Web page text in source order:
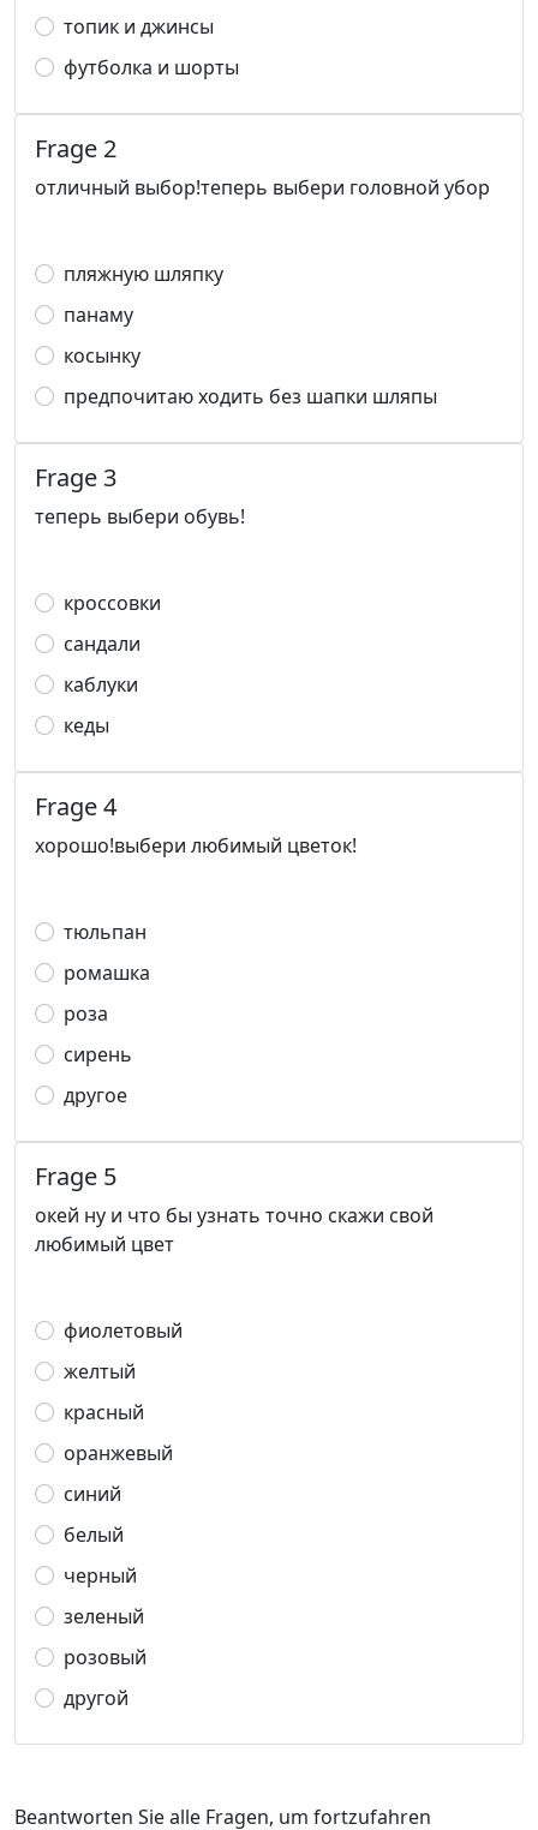
топик и джинсы
футболка и шорты
Frage 2
отличный выбор!теперь выбери головной убор
пляжную шляпку
панаму
косынку
предпочитаю ходить без шапки шляпы
Frage 3
теперь выбери обувь!
кроссовки
сандали
каблуки
кеды
Frage 4
хорошо!выбери любимый цветок!
тюльпан
ромашка
роза
сирень
другое
Frage 5
окей ну и что бы узнать точно скажи свой
любимый цвет
фиолетовый
желтый
красный
оранжевый
синий
белый
черный
зеленый
розовый
другой
Beantworten Sie alle Fragen, um fortzufahren